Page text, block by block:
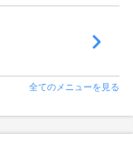
全てのメニューを見る